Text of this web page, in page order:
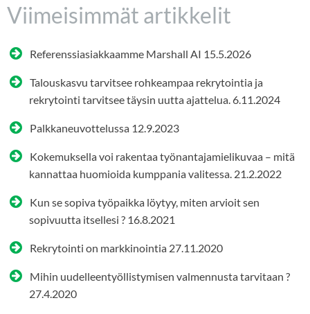
Viimeisimmät artikkelit
Referenssiasiakkaamme Marshall AI 15.5.2026
Talouskasvu tarvitsee rohkeampaa rekrytointia ja
rekrytointi tarvitsee täysin uutta ajattelua. 6.11.2024
Palkkaneuvottelussa 12.9.2023
Kokemuksella voi rakentaa työnantajamielikuvaa – mitä
kannattaa huomioida kumppania valitessa. 21.2.2022
Kun se sopiva työpaikka löytyy, miten arvioit sen
sopivuutta itsellesi ? 16.8.2021
Rekrytointi on markkinointia 27.11.2020
Mihin uudelleentyöllistymisen valmennusta tarvitaan ?
27.4.2020